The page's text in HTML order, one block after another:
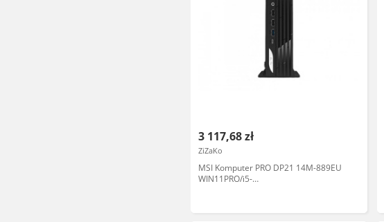
3 117,68 zł
ZiZaKo
MSI Komputer PRO DP21 14M-889EU
WIN11PRO/i5-